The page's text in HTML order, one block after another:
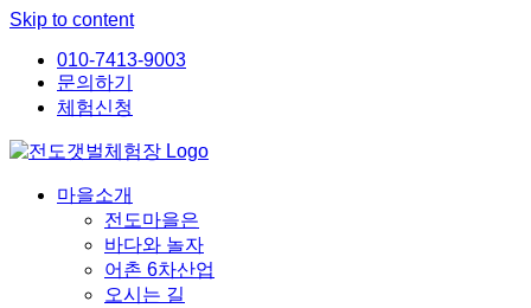
Skip to content
010-7413-9003
문의하기
체험신청
마을소개
전도마을은
바다와 놀자
어촌 6차산업
오시는 길